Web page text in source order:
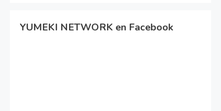
YUMEKI NETWORK en Facebook